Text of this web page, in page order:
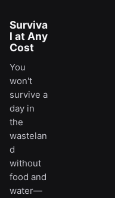
Surviva
l at Any
Cost
You
won't
survive a
day in
the
wastelan
d
without
food and
water—